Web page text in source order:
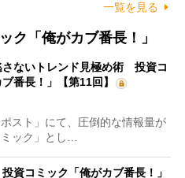
一覧を見る
ク「俺がカブ番長！」
さないトレンド見極め術 投資コ
番長！」【第11回】
スト」にて、圧倒的な情報量が
ック」とし…
資コミック「俺がカブ番長！」